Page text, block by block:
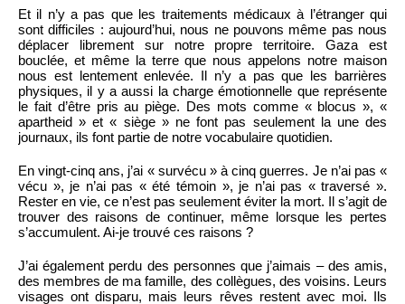
Et il n’y a pas que les traitements médicaux à l’étranger qui
sont difficiles : aujourd’hui, nous ne pouvons même pas nous
déplacer librement sur notre propre territoire. Gaza est
bouclée, et même la terre que nous appelons notre maison
nous est lentement enlevée. Il n’y a pas que les barrières
physiques, il y a aussi la charge émotionnelle que représente
le fait d’être pris au piège. Des mots comme « blocus », «
apartheid » et « siège » ne font pas seulement la une des
journaux, ils font partie de notre vocabulaire quotidien.
En vingt-cinq ans, j’ai « survécu » à cinq guerres. Je n’ai pas «
vécu », je n’ai pas « été témoin », je n’ai pas « traversé ».
Rester en vie, ce n’est pas seulement éviter la mort. Il s’agit de
trouver des raisons de continuer, même lorsque les pertes
s’accumulent. Ai-je trouvé ces raisons ?
J’ai également perdu des personnes que j’aimais – des amis,
des membres de ma famille, des collègues, des voisins. Leurs
visages ont disparu, mais leurs rêves restent avec moi. Ils